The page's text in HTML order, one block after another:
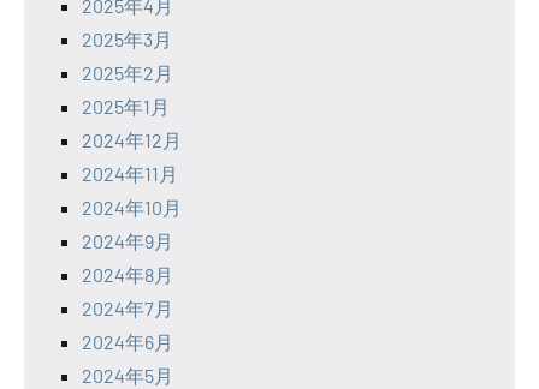
2025年4月
2025年3月
2025年2月
2025年1月
2024年12月
2024年11月
2024年10月
2024年9月
2024年8月
2024年7月
2024年6月
2024年5月